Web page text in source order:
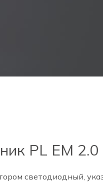
PL EM 2.0
светодиодный,